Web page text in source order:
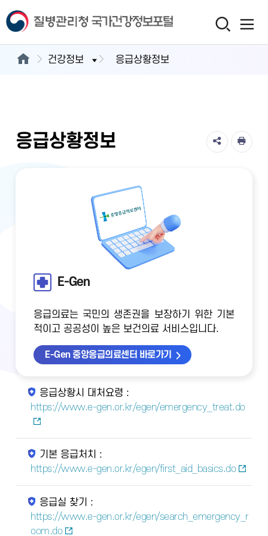
건강정보 응급상황정보
응급상황정보
E-Gen
응급의료는 국민의 생존권을 보장하기 위한 기본
적이고 공공성이 높은 보건의료 서비스입니다.
E-Gen 중앙응급의료센터 바로가기
응급상황시 대처요령 :
https://www.e-gen.or.kr/egen/emergency_treat.do
기본 응급처치 :
https://www.e-gen.or.kr/egen/first_aid_basics.do
응급실 찾기 :
https://www.e-gen.or.kr/egen/search_emergency_r
oom.do